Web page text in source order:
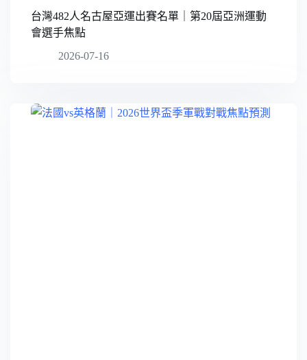
台灣482人名古屋亞運出賽名單｜第20屆亞洲運動
會選手焦點
2026-07-16